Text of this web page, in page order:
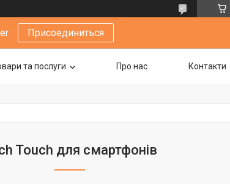
Присоединиться
та послуги Про нас Контакти
Touch для смартфонів